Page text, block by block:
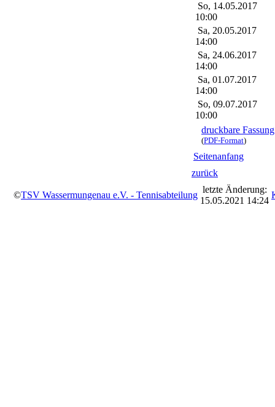
So, 14.05.2017
10:00
Sa, 20.05.2017
14:00
Sa, 24.06.2017
14:00
Sa, 01.07.2017
14:00
So, 09.07.2017
10:00
druckbare
(PDF-Format)
Seitenanfang
zurück
©TSV Wassermungenau e.V. - Tennisabteilung
letzte Änderung:
15.05.2021 14:24